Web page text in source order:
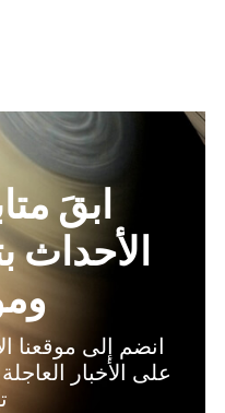
ابقَ
الأحداث
انضم إلى موقعنا
على الأخبار